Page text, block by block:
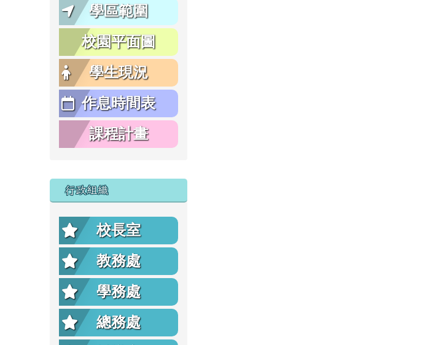
學區範圍
校園平面圖
學生現況
作息時間表
課程計畫
行政組織
校長室
教務處
學務處
總務處